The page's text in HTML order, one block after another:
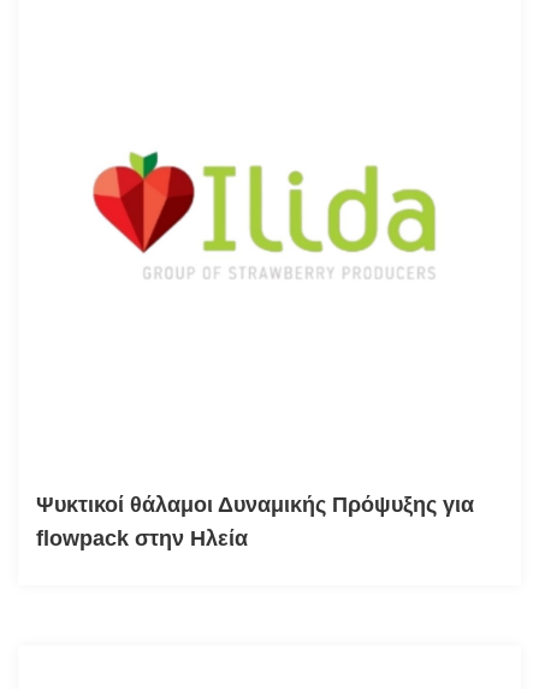
Ψυκτικοί θάλαμοι Δυναμικής Πρόψυξης για
flowpack στην Ηλεία